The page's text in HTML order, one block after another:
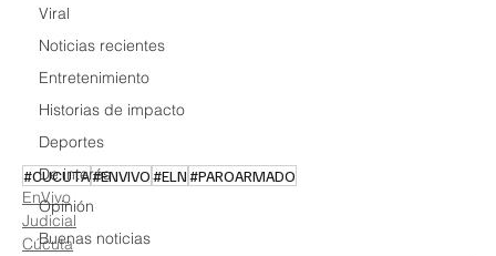
Viral
Noticias recientes
Entretenimiento
Historias de impacto
Deportes
De interés
Opinión
Buenas noticias
#CUCUTA#ENVIVO#ELN#PAROARMADO
EnVivo
Judicial
Cúcuta